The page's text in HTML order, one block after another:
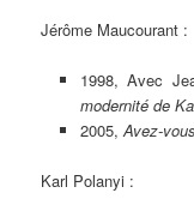
Jérôme Maucourant :
1998, Avec
modernité de
2005, Avez-
Karl Polanyi :